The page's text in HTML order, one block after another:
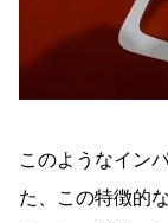
このようなイン
た、この特徴的